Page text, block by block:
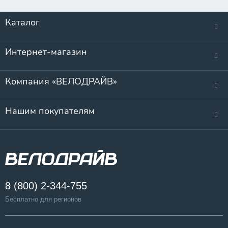
Каталог
Интернет-магазин
Компания «ВЕЛОДРАЙВ»
Нашим покупателям
8 (800) 2-344-755
Бесплатно для регионов